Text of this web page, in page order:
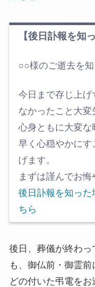
【後日訃報を知
○○様のご逝去を知
今日まで存じ上げ
なかったこと大変
心身ともに大変な
早く心穏やかにす
げます。
まずは謹んでお悔
後日訃報を知った
ちら
後日、葬儀が終わ
も、御仏前・御霊
どの付いた弔電を